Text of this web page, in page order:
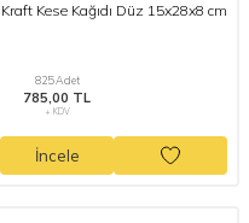
Kraft Kese Kağıdı Düz 15x28x8 cm
825 Adet
785,00 TL
+ KDV
İncele